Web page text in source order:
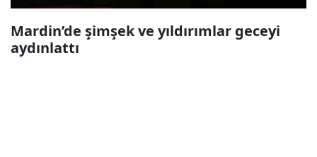
Mardin’de şimşek ve yıldırımlar geceyi
aydınlattı